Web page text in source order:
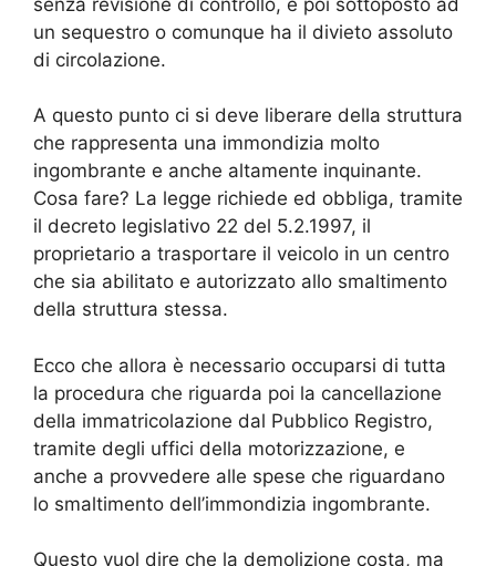
un sequestro o comunque ha il divieto assoluto
di circolazione.
A questo punto ci si deve liberare della struttura
che rappresenta una immondizia molto
ingombrante e anche altamente inquinante.
Cosa fare? La legge richiede ed obbliga, tramite
il decreto legislativo 22 del 5.2.1997, il
proprietario a trasportare il veicolo in un centro
che sia abilitato e autorizzato allo smaltimento
della struttura stessa.
Ecco che allora è necessario occuparsi di tutta
la procedura che riguarda poi la cancellazione
della immatricolazione dal Pubblico Registro,
tramite degli uffici della motorizzazione, e
anche a provvedere alle spese che riguardano
lo smaltimento dell’immondizia ingombrante.
Questo vuol dire che la demolizione costa, ma